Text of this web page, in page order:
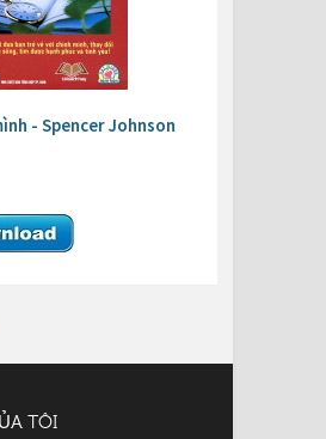
- Spencer Johnson
TÔI